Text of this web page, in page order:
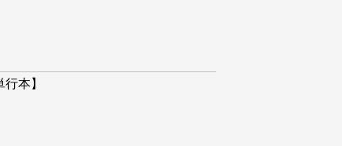
本】